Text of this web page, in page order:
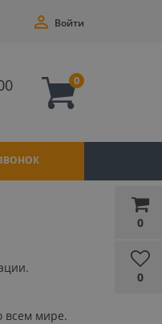
0
0
Войти
0
всем мире.